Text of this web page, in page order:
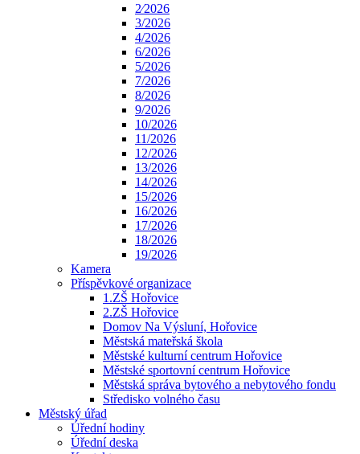
2⁄2026
3/2026
4/2026
6/2026
5/2026
7/2026
8/2026
9/2026
10/2026
11/2026
12/2026
13/2026
14/2026
15/2026
16/2026
17/2026
18/2026
19/2026
Kamera
Příspěvkové organizace
1.ZŠ Hořovice
2.ZŠ Hořovice
Domov Na Výsluní, Hořovice
Městská mateřská škola
Městské kulturní centrum Hořovice
Městské sportovní centrum Hořovice
Městská správa bytového a nebytového fondu
Středisko volného času
Městský úřad
Úřední hodiny
Úřední deska